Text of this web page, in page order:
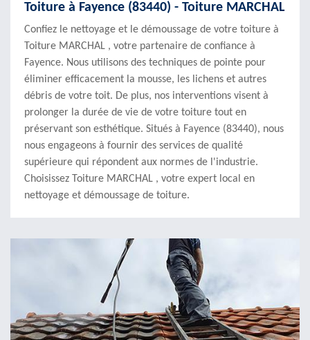
Toiture à Fayence (83440) - Toiture MARCHAL
Confiez le nettoyage et le démoussage de votre toiture à
Toiture MARCHAL , votre partenaire de confiance à
Fayence. Nous utilisons des techniques de pointe pour
éliminer efficacement la mousse, les lichens et autres
débris de votre toit. De plus, nos interventions visent à
prolonger la durée de vie de votre toiture tout en
préservant son esthétique. Situés à Fayence (83440), nous
nous engageons à fournir des services de qualité
supérieure qui répondent aux normes de l'industrie.
Choisissez Toiture MARCHAL , votre expert local en
nettoyage et démoussage de toiture.